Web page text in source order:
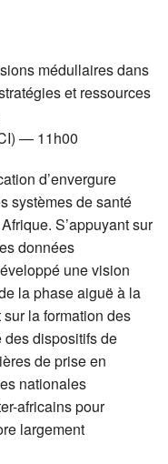
médullaires dans
et ressources
) — 11h00
d’envergure
systèmes de santé
S’appuyant sur
données
une vision
la phase aiguë à la
la formation des
dispositifs de
de prise en
nationales
africains pour
largement